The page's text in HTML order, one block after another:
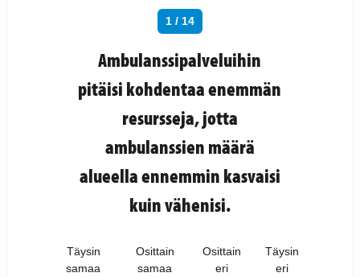
1 / 14
Ambulanssipalveluihin
pitäisi kohdentaa enemmän
resursseja, jotta
ambulanssien määrä
alueella ennemmin kasvaisi
kuin vähenisi.
Täysin
samaa
Osittain
samaa
Osittain
eri
Täysin
eri